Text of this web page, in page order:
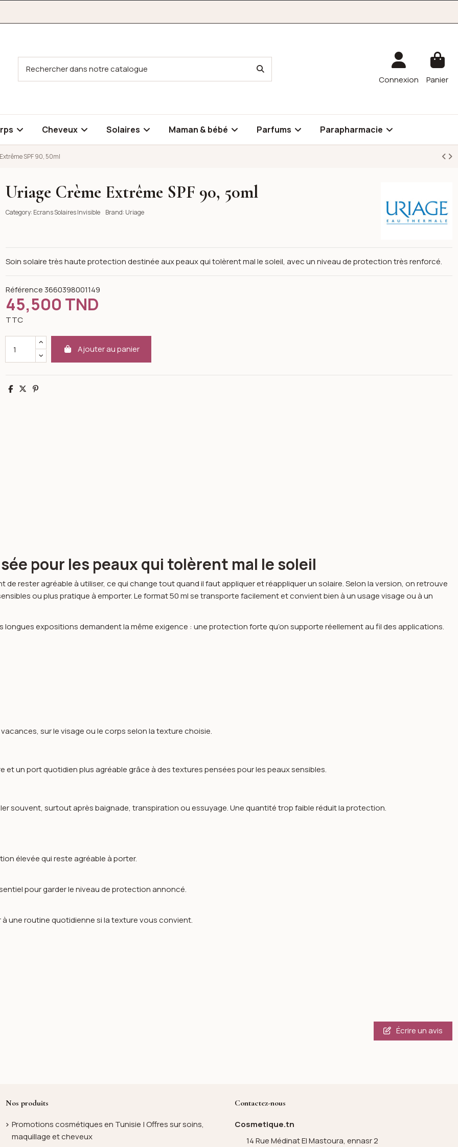
Connexion Panier
Cheveux Solaires Maman & bébé Parfums Parapharmacie
SPF 90, 50ml
Uriage Crème Extrême SPF 90, 50ml
Category: Ecrans Solaires Invisible Brand: Uriage
Soin solaire très haute protection destinée aux peaux qui tolèrent mal le soleil, avec un niveau de protection très renforcé.
Référence 3660398001149
45,500 TND
TTC
Ajouter au panier
Partager
TweetPinterest
pour les peaux qui tolèrent mal le soleil
rester agréable à utiliser, ce qui change tout quand il faut appliquer et réappliquer un solaire. Selon la version, on retrouve
ou plus pratique à emporter. Le format 50 ml se transporte facilement et convient bien à un usage visage ou à un
longues expositions demandent la même exigence : une protection forte qu’on supporte réellement au fil des applications.
sur le visage ou le corps selon la texture choisie.
un port quotidien plus agréable grâce à des textures pensées pour les peaux sensibles.
souvent, surtout après baignade, transpiration ou essuyage. Une quantité trop faible réduit la protection.
élevée qui reste agréable à porter.
pour garder le niveau de protection annoncé.
une routine quotidienne si la texture vous convient.
Écrire un avis
Nos produits
Promotions cosmétiques en Tunisie | Offres sur soins,
maquillage et cheveux
Contactez-nous
Cosmetique.tn
14 Rue Médinat El Mastoura, ennasr 2